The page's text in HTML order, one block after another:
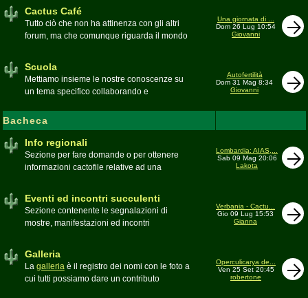
Cactus Café
Tutto ciò che non ha attinenza con gli altri
forum, ma che comunque riguarda il mondo
Moderatore
Una giornata di ...
Dom 26 Lug 10:54
Giovanni
Scuola
Mettiamo insieme le nostre conoscenze su
un tema specifico collaborando e
cactofilo
Autofertilità
Dom 31 Mag 8:34
Giovanni
Bacheca
Info regionali
Sezione per fare domande o per ottenere
informazioni cactofile relative ad una
Lombardia: AIAS,...
Sab 09 Mag 20:06
Lakota
Eventi ed incontri succulenti
Sezione contenente le segnalazioni di
mostre, manifestazioni ed incontri
Verbania - Cactu...
Gio 09 Lug 15:53
Gianna
Galleria
La galleriaè il registro dei nomi con le foto a
cui tutti possiamo dare un contributo
Operculicarya de...
Ven 25 Set 20:45
robertone